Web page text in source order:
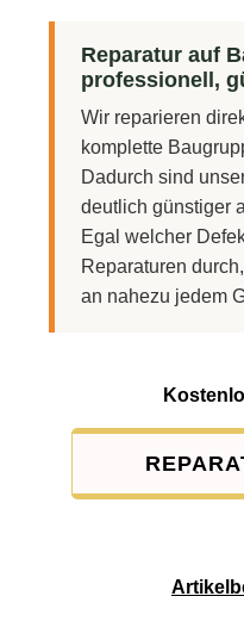
Reparatur auf
professionell,
Wir reparieren
komplette
Dadurch sind
deutlich günstiger
Egal welcher
Reparaturen
an nahezu jedem